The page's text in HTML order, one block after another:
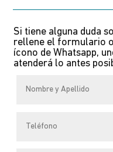
Le
opzioni
possono
scelte
pagina
Si tiene alguna duda
rellene el formulario
ícono de Whatsapp,
atenderá lo antes